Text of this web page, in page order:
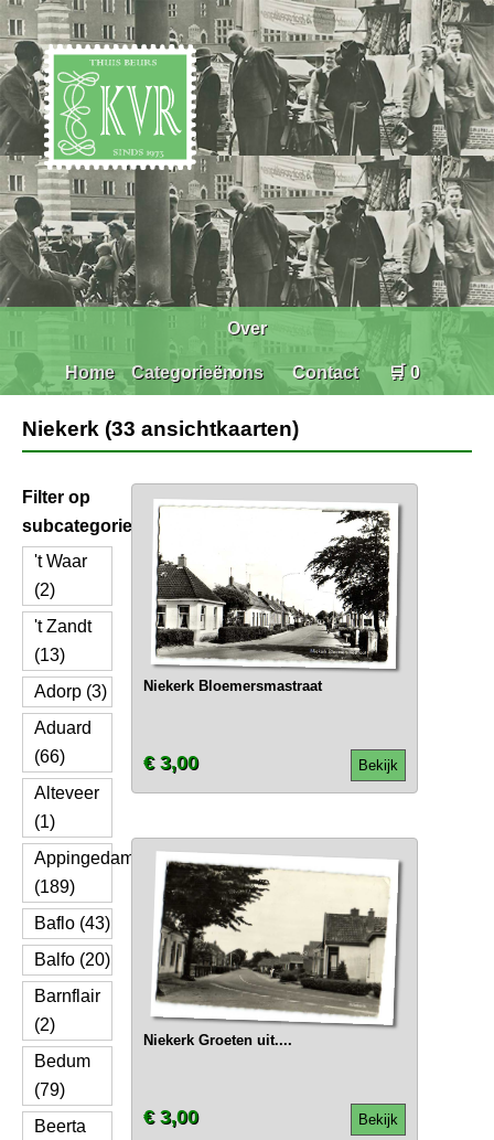
Home Categorieën
Over
ons Contact 🛒 0
Niekerk (33 ansichtkaarten)
Filter op
subcategorie
't Waar
(2)
't Zandt
(13)
Adorp (3)
Aduard
(66)
Alteveer
(1)
Appingedam
(189)
Baflo (43)
Balfo (20)
Barnflair
(2)
Bedum
(79)
Beerta
Niekerk Bloemersmastraat
Bekijk
€ 3,00
Niekerk Groeten uit....
Bekijk
€ 3,00